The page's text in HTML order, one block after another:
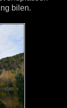
bilen.